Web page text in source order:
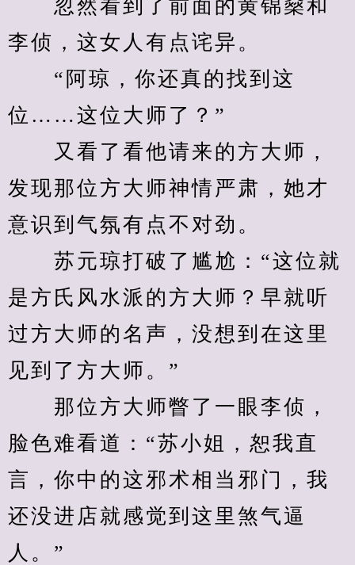
忽然看到了前面的黄锦燊和
李侦，这女人有点诧异。
“阿琼，你还真的找到这
位……这位大师了？”
又看了看他请来的方大师，
发现那位方大师神情严肃，她才
意识到气氛有点不对劲。
苏元琼打破了尴尬：“这位就
是方氏风水派的方大师？早就听
过方大师的名声，没想到在这里
见到了方大师。”
那位方大师瞥了一眼李侦，
脸色难看道：“苏小姐，恕我直
言，你中的这邪术相当邪门，我
还没进店就感觉到这里煞气逼
人。”